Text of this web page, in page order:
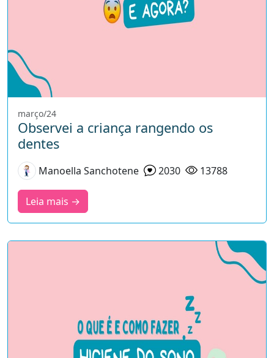
março/24
Observei a criança rangendo os
dentes
Manoella Sanchotene 2030 13788
Leia mais →